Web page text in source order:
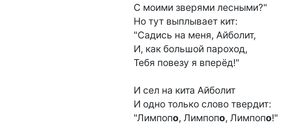
С моими зверями лесными?"
Но тут выплывает кит:
"Садись на меня, Айболит,
И, как большой пароход,
Тебя повезу я вперёд!"
И сел на кита Айболит
И одно только слово твердит:
"Лимпопо, Лимпопо, Лимпопо!"